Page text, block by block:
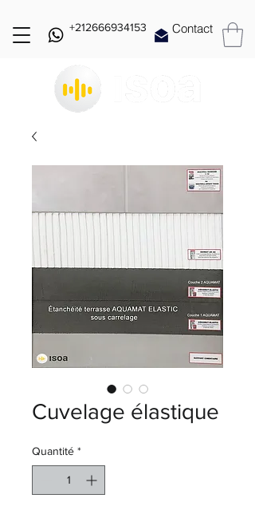
Contact
+212666934153
Cuvelage élastique
Quantité *